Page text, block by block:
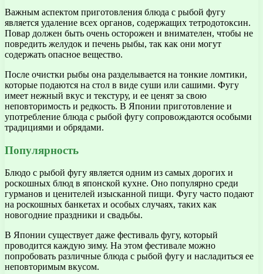
Важным аспектом приготовления блюда с рыбой фугу
является удаление всех органов, содержащих тетродотоксин.
Повар должен быть очень осторожен и внимателен, чтобы не
повредить желудок и печень рыбы, так как они могут
содержать опасное вещество.
После очистки рыбы она разделывается на тонкие ломтики,
которые подаются на стол в виде суши или сашими. Фугу
имеет нежный вкус и текстуру, и ее ценят за свою
неповторимость и редкость. В Японии приготовление и
употребление блюда с рыбой фугу сопровождаются особыми
традициями и обрядами.
Популярность
Блюдо с рыбой фугу является одним из самых дорогих и
роскошных блюд в японской кухне. Оно популярно среди
гурманов и ценителей изысканной пищи. Фугу часто подают
на роскошных банкетах и особых случаях, таких как
новогодние праздники и свадьбы.
В Японии существует даже фестиваль фугу, который
проводится каждую зиму. На этом фестивале можно
попробовать различные блюда с рыбой фугу и насладиться ее
неповторимым вкусом.